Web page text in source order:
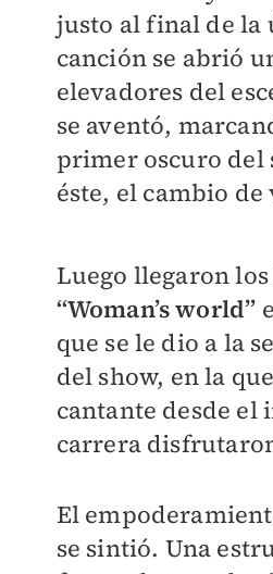
justo al final de la
canción se abrió
elevadores del
se aventó,
primer oscuro del
éste, el cambio
Luego llegaron
“Woman’s world”
que se le dio a la
del show, en la
cantante desde el
carrera
El
se sintió. Una